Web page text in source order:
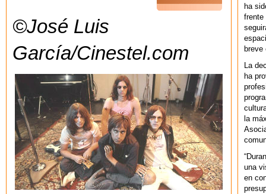
©José Luis
García/Cinestel.com
ha
frente
breve
La
ha
la
una
en